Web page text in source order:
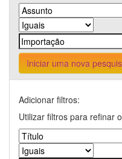
Iniciar uma nova
Adicionar filtros:
Utilizar filtros para refinar